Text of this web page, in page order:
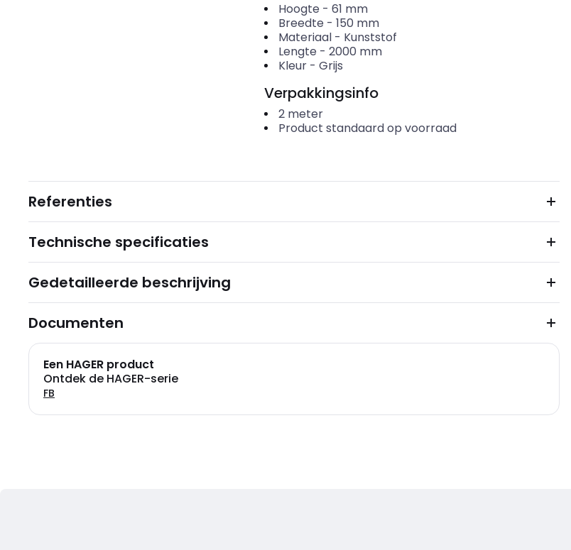
Hoogte - 61 mm
Breedte - 150 mm
Materiaal- Kunststof
Lengte - 2000 mm
Kleur- Grijs
Verpakkingsinfo
2 meter
Product standaard op voorraad
Referenties
Technische specificaties
Gedetailleerde beschrijving
Documenten
Een HAGER product
Ontdek de HAGER-serie
FB